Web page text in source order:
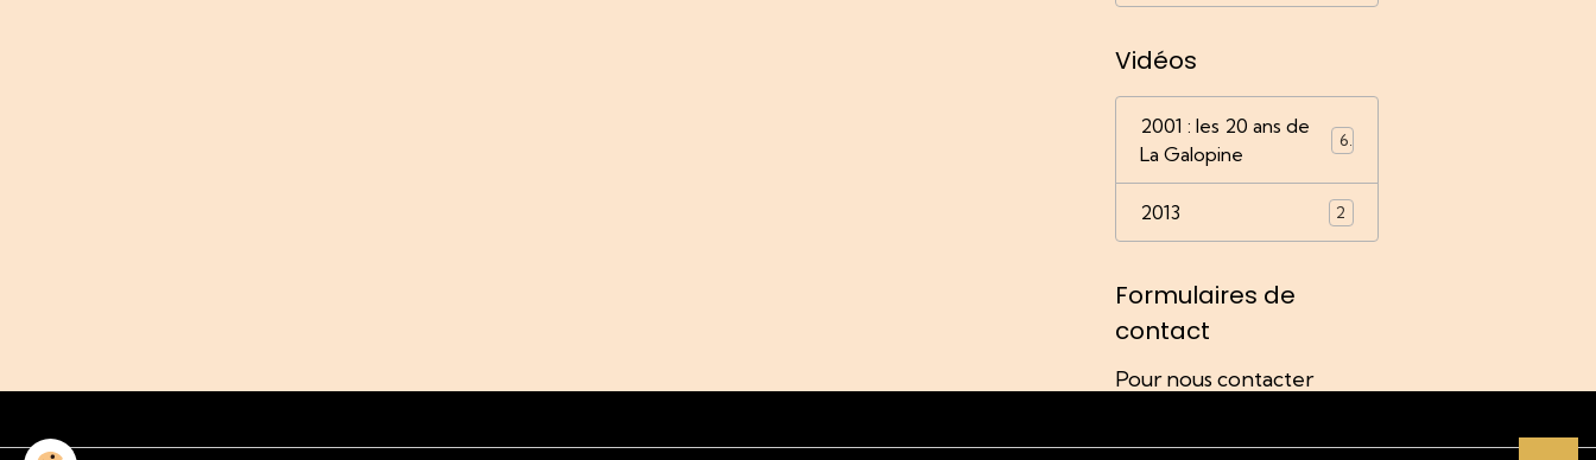
Vidéos
2001 : les 20 ans de
La Galopine
6
2013 2
Formulaires de
contact
Pour nous contacter